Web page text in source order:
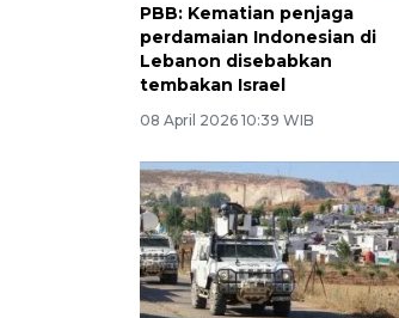
PBB: Kematian penjaga
perdamaian Indonesian di
Lebanon disebabkan
tembakan Israel
08 April 2026 10:39 WIB